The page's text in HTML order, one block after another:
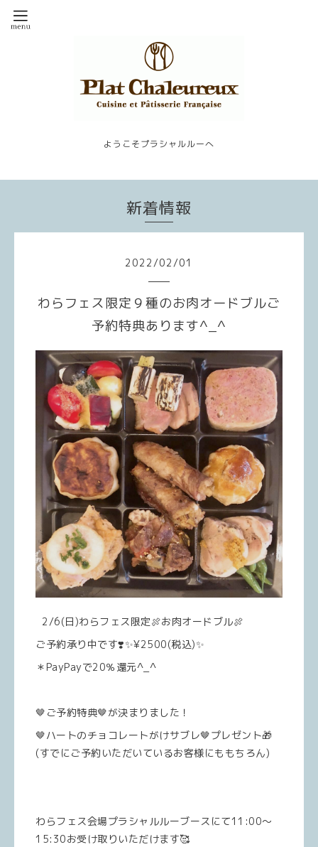
ようこそプラシャルルーへ
新着情報
2022 /02 /01
わらフェス限定９種のお肉オードブルご
予約特典あります^_^
2/6(日)わらフェス限定🍖お肉オードブル🍖
ご予約承り中です❣️✨¥2500(税込)✨
＊PayPayで20％還元^_^
🤎ご予約特典🤎が決まりました！
🤎ハートのチョコレートがけサブレ🤎プレゼント🎁
(すでにご予約いただいているお客様にももちろん)
わらフェス会場プラシャルルーブースにて11:00〜
15:30お受け取りいただけます🥰